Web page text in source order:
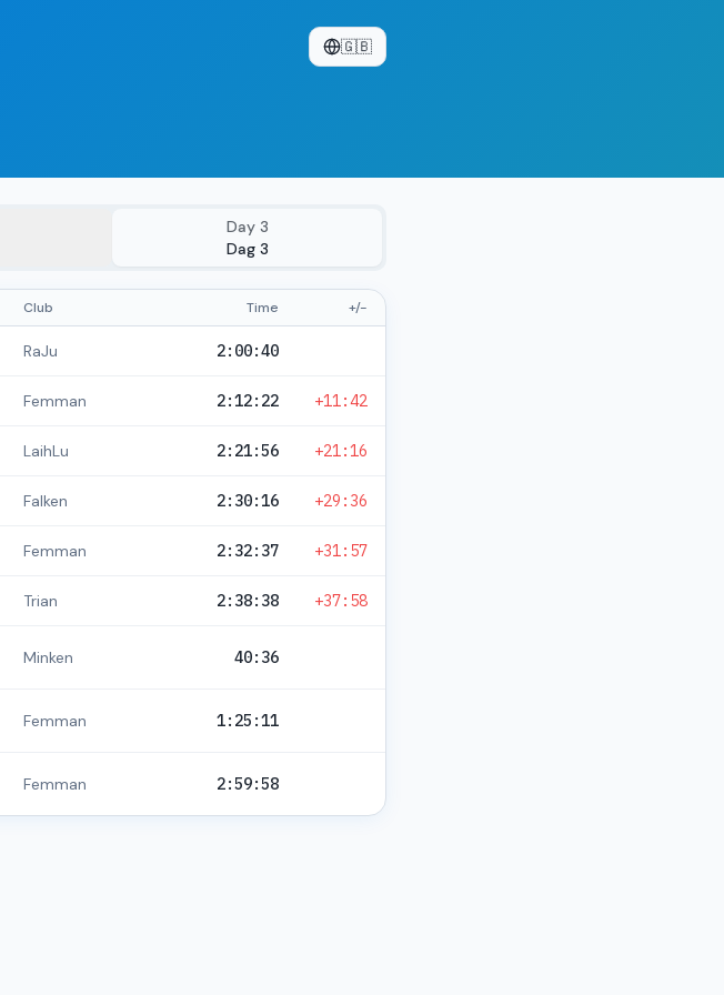
🇬🇧
Day 3
Dag 3
Club Time +/-
RaJu 2:00:40
Femman 2:12:22 +11:42
LaihLu 2:21:56 +21:16
Falken 2:30:16 +29:36
Femman 2:32:37 +31:57
Trian 2:38:38 +37:58
Minken 40:36
Femman 1:25:11
Femman 2:59:58